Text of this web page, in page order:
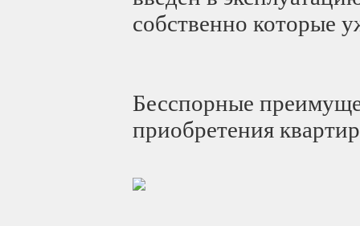
собственно которые
Бесспорные
приобретения